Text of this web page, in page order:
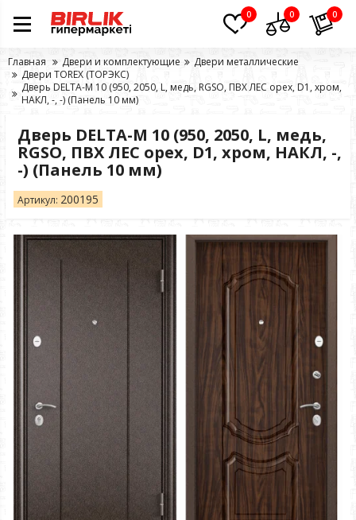
0 0 0
Главная Двери и комплектующие
Двери металлические
Двери TOREX (ТОРЭКС)
Дверь DELTA-M 10 (950, 2050, L, медь, RGSO, ПВХ ЛЕС орех, D1, хром,
НАКЛ, -, -) (Панель 10 мм)
Дверь DELTA-M 10 (950, 2050, L, медь,
RGSO, ПВХ ЛЕС орех, D1, хром, НАКЛ, -,
-) (Панель 10 мм)
Артикул: 200195